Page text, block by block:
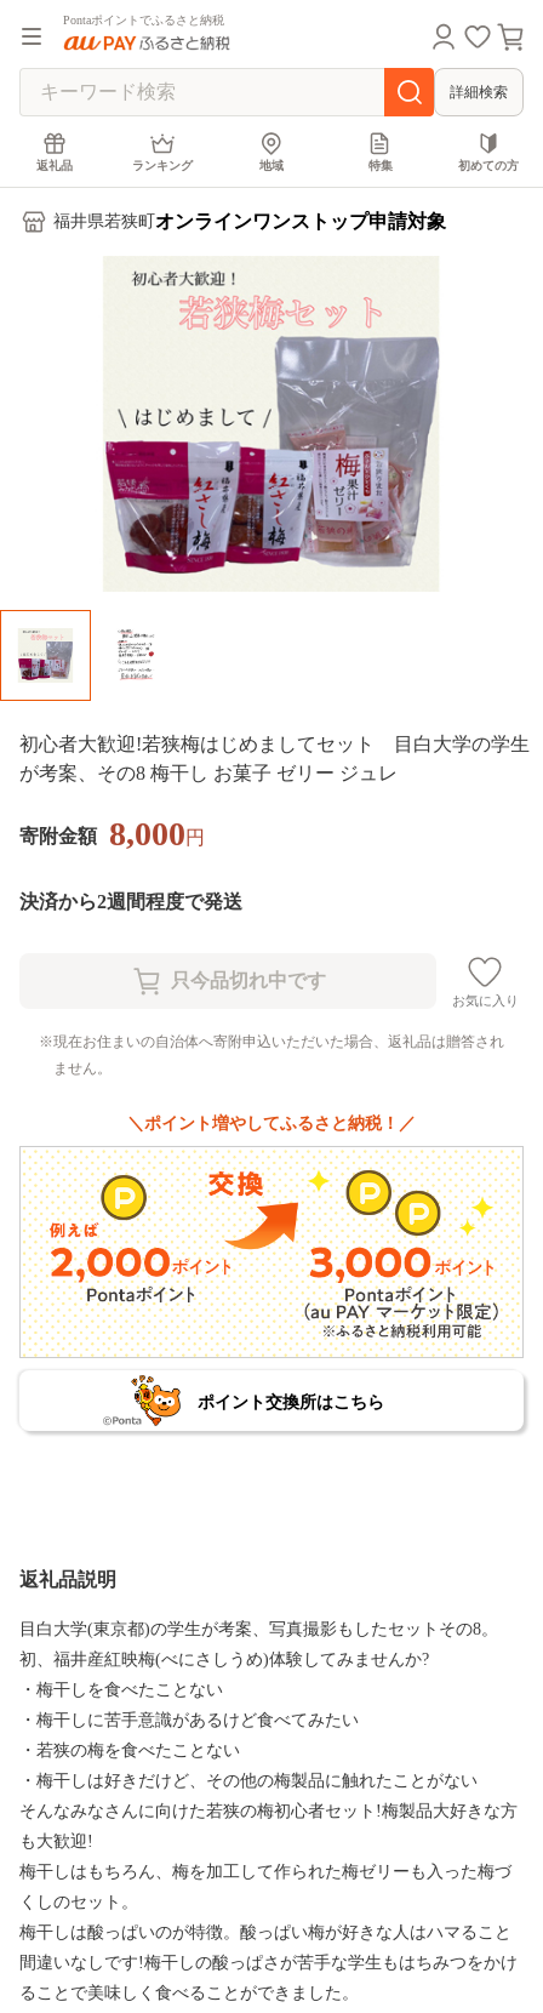
Pontaポイントでふるさと納税
詳細検索
返礼品 ランキング 地域 特集 初めての方
福井県若狭町 オンラインワンストップ申請対象
初心者大歓迎!若狭梅はじめましてセット 目白大学の学生
が考案、その8 梅干し お菓子 ゼリー ジュレ
寄附金額 8,000円
決済から2週間程度で発送
お気に入り
現在お住まいの自治体へ寄附申込いただいた場合、返礼品は贈答され
ません。
＼ポイント増やしてふるさと納税！／
ポイント交換所はこちら
返礼品説明
目白大学(東京都)の学生が考案、写真撮影もしたセットその8。
初、福井産紅映梅(べにさしうめ)体験してみませんか?
・梅干しを食べたことない
・梅干しに苦手意識があるけど食べてみたい
・若狭の梅を食べたことない
・梅干しは好きだけど、その他の梅製品に触れたことがない
そんなみなさんに向けた若狭の梅初心者セット!梅製品大好きな方
も大歓迎!
梅干しはもちろん、梅を加工して作られた梅ゼリーも入った梅づ
くしのセット。
梅干しは酸っぱいのが特徴。酸っぱい梅が好きな人はハマること
間違いなしです!梅干しの酸っぱさが苦手な学生もはちみつをかけ
ることで美味しく食べることができました。